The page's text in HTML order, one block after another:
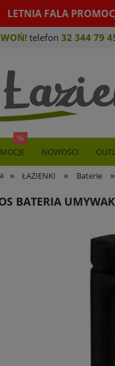
LETNIA FALA
telefon 32 344 79
NOWOŚCI
» ŁAZIENKI » Baterie »
BATERIA